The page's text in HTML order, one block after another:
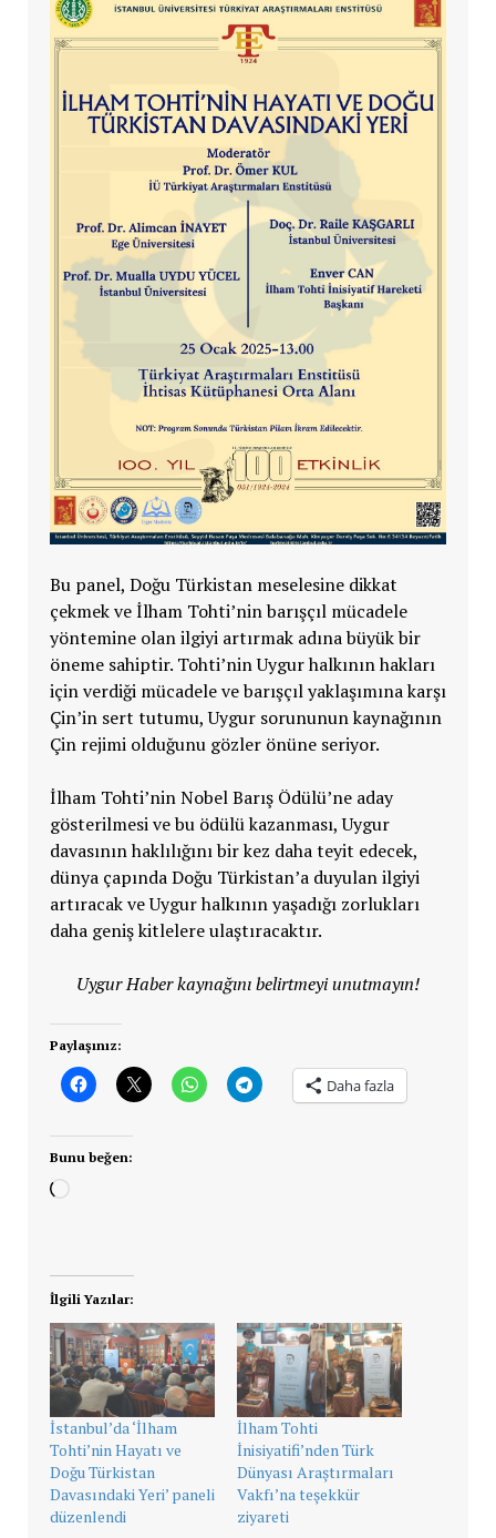
Bu panel, Doğu Türkistan meselesine dikkat
çekmek ve İlham Tohti’nin barışçıl mücadele
yöntemine olan ilgiyi artırmak adına büyük bir
öneme sahiptir. Tohti’nin Uygur halkının hakları
için verdiği mücadele ve barışçıl yaklaşımına karşı
Çin’in sert tutumu, Uygur sorununun kaynağının
Çin rejimi olduğunu gözler önüne seriyor.
İlham Tohti’nin Nobel Barış Ödülü’ne aday
gösterilmesi ve bu ödülü kazanması, Uygur
davasının haklılığını bir kez daha teyit edecek,
dünya çapında Doğu Türkistan’a duyulan ilgiyi
artıracak ve Uygur halkının yaşadığı zorlukları
daha geniş kitlelere ulaştıracaktır.
Uygur Haber kaynağını belirtmeyi unutmayın!
Paylaşınız:
Daha fazla
Bunu beğen:
Yükleniyor...
İlgili Yazılar:
İstanbul’da ‘İlham
Tohti’nin Hayatı ve
Doğu Türkistan
Davasındaki Yeri’ paneli
düzenlendi
İlham Tohti
İnisiyatifi’nden Türk
Dünyası Araştırmaları
Vakfı’na teşekkür
ziyareti